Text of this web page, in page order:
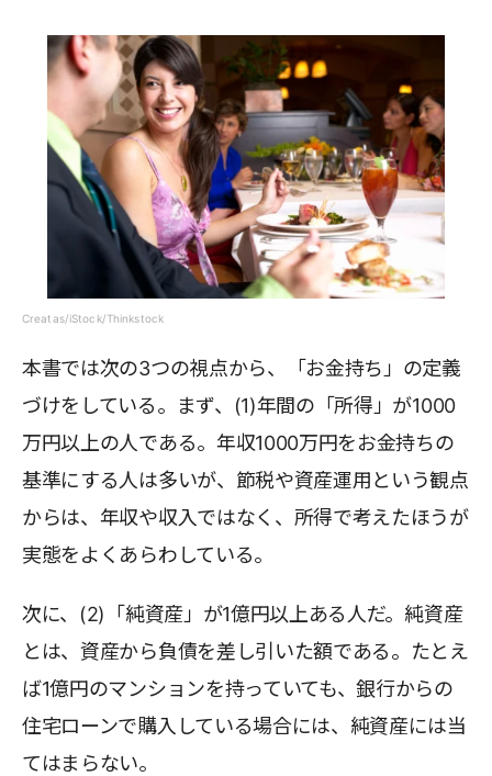
Creatas/iStock/Thinkstock
本書では次の3つの視点から、「お金持ち」の定義
づけをしている。まず、(1)年間の「所得」が1000
万円以上の人である。年収1000万円をお金持ちの
基準にする人は多いが、節税や資産運用という観点
からは、年収や収入ではなく、所得で考えたほうが
実態をよくあらわしている。
次に、(2)「純資産」が1億円以上ある人だ。純資産
とは、資産から負債を差し引いた額である。たとえ
ば1億円のマンションを持っていても、銀行からの
住宅ローンで購入している場合には、純資産には当
てはまらない。